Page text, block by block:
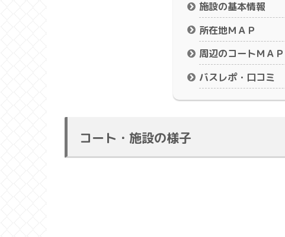
施設の基本情報
所在地ＭＡＰ
周辺のコートＭＡＰ
バスレポ・口コミ
コート・施設の様子